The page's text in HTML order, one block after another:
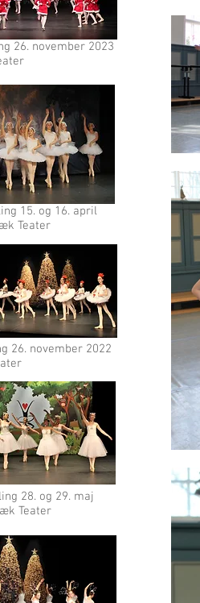
26. november 2023
15. og 16. april
Teater
26. november 2022
28. og 29. maj
Teater